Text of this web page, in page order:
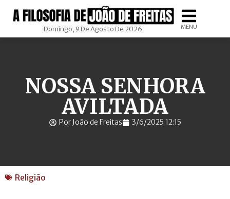
Domingo, 9 De Agosto De 2026 MENU
NOSSA SENHORA
AVILTADA
Por João de Freitas 3/6/2025 12:15
Religião